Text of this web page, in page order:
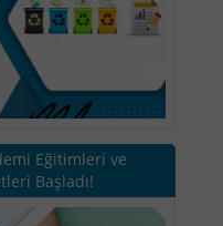
Eğitimleri ve
Başladı!